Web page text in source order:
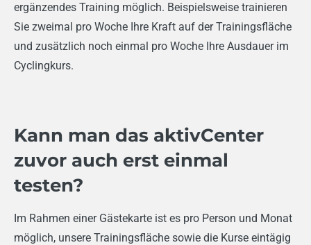
ergänzendes Training möglich. Beispielsweise trainieren
Sie zweimal pro Woche Ihre Kraft auf der Trainingsfläche
und zusätzlich noch einmal pro Woche Ihre Ausdauer im
Cyclingkurs.
Kann man das aktivCenter
zuvor auch erst einmal
testen?
Im Rahmen einer Gästekarte ist es pro Person und Monat
möglich, unsere Trainingsfläche sowie die Kurse eintägig